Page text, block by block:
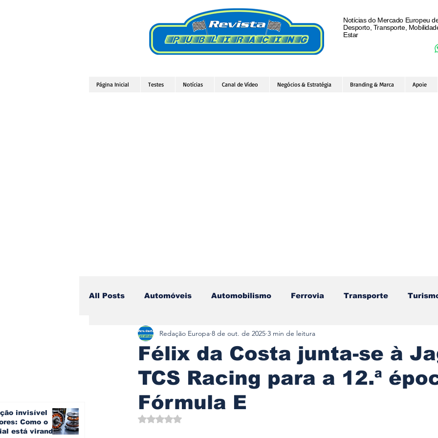
Notícias do Mercado Europeu
Desporto, Transporte,
Estar
Página Inicial Testes Notícias Canal de Vídeo Negócios & Estratégia Branding & Marca Apoie
invisível
Como o
está virando
All Posts Automóveis Automobilismo Ferrovia Transporte
Camiões Lazer Aviação Motos Autocarros
Branding & Estratégia Componentes Gastronomia Videojogos/
Félix da Costa junta-se à
TCS Racing para a 12.ª
Fórmula E
Redação Europa 8 de out. de 2025 3 min de leitura
Avaliado com NaN de 5 estrelas.